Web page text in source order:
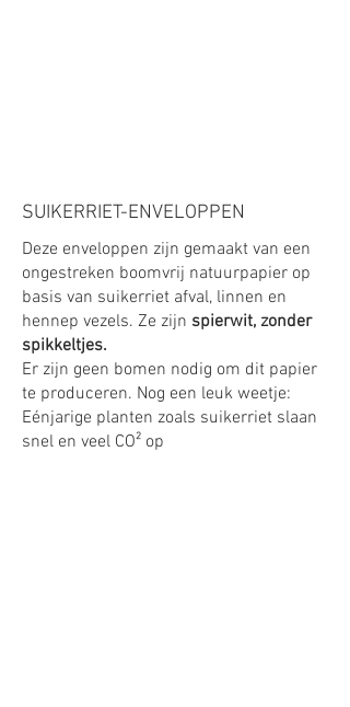
SUIKERRIET-ENVELOPPEN
Deze enveloppen zijn gemaakt van een
ongestreken boomvrij natuurpapier op
basis van suikerriet afval, linnen en
hennep vezels. Ze zijn spierwit, zonder
spikkeltjes.
Er zijn geen bomen nodig om dit papier
te produceren. Nog een leuk weetje:
Eénjarige planten zoals suikerriet slaan
snel en veel CO² op